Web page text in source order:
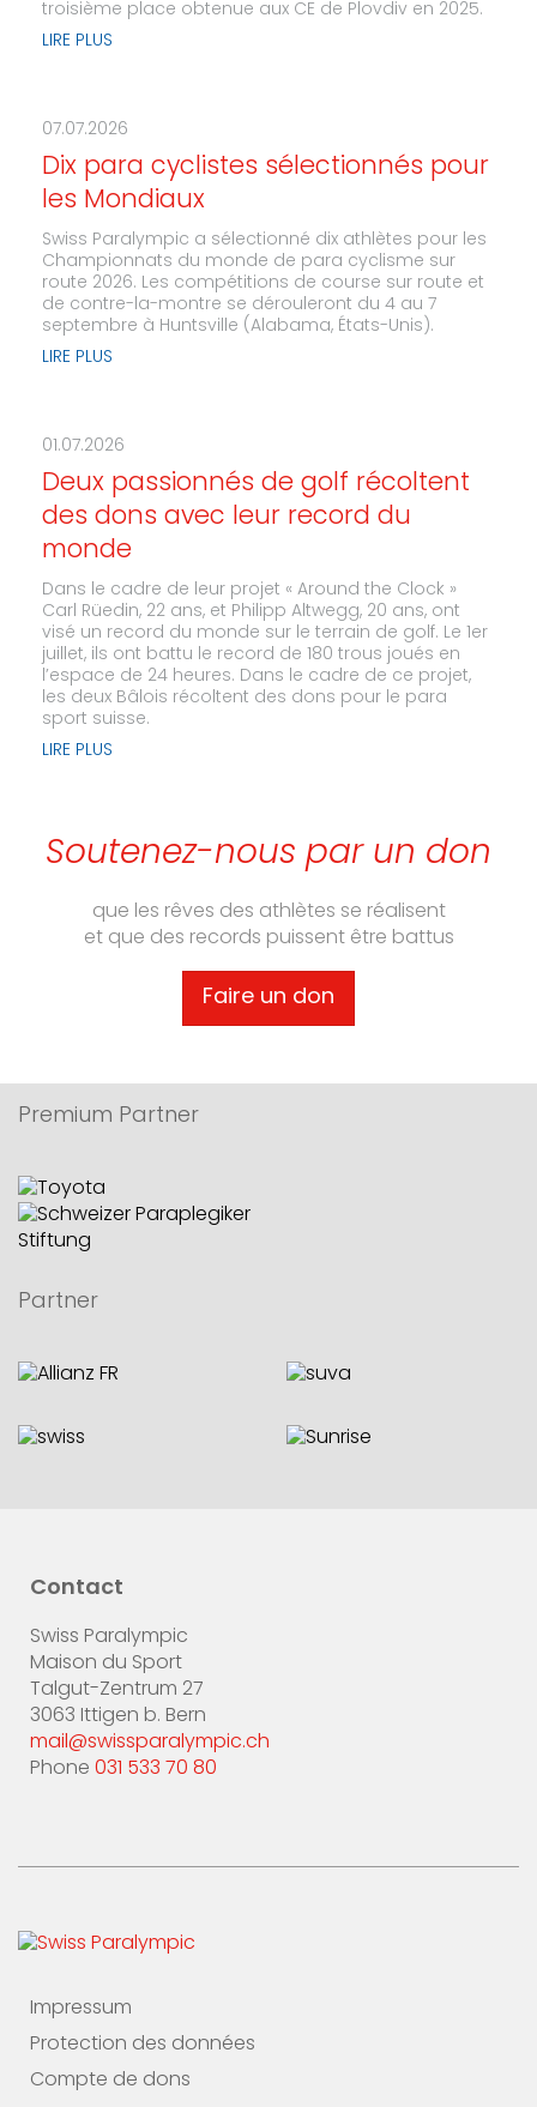
troisième place obtenue aux CE de Plovdiv en 2025.
LIRE PLUS
07.07.2026
Dix para cyclistes sélectionnés pour
les Mondiaux
Swiss Paralympic a sélectionné dix athlètes pour les
Championnats du monde de para cyclisme sur
route 2026. Les compétitions de course sur route et
de contre-la-montre se dérouleront du 4 au 7
septembre à Huntsville (Alabama, États-Unis).
LIRE PLUS
01.07.2026
Deux passionnés de golf récoltent
des dons avec leur record du
monde
Dans le cadre de leur projet « Around the Clock »
Carl Rüedin, 22 ans, et Philipp Altwegg, 20 ans, ont
visé un record du monde sur le terrain de golf. Le 1er
juillet, ils ont battu le record de 180 trous joués en
l’espace de 24 heures. Dans le cadre de ce projet,
les deux Bâlois récoltent des dons pour le para
sport suisse.
LIRE PLUS
Soutenez-nous par un don
que les rêves des athlètes se réalisent
et que des records puissent être battus
Faire un don
Premium Partner
Partner
Contact
Swiss Paralympic
Maison du Sport
Talgut-Zentrum 27
3063 Ittigen b. Bern
mail@swissparalympic.ch
Phone 031 533 70 80
Impressum
Protection des données
Compte de dons